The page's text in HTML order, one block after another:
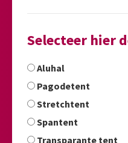
Selecteer hier
Aluhal
Pagodetent
Stretchtent
Spantent
Transparante tent